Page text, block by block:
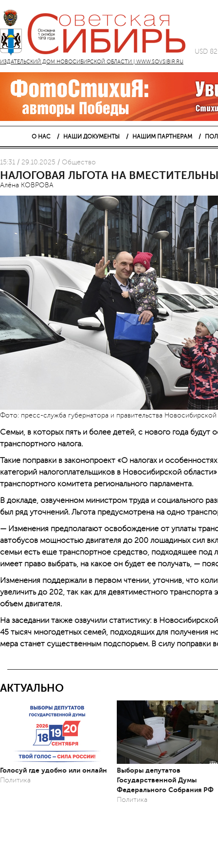
ИЗДАТЕЛЬСКИЙ ДОМ НОВОСИБИРСКОЙ ОБЛАСТИ | WWW.SOVSIBIR.RU
USD
О НАС НАШИ ДОКУМЕНТЫ НАШИМ ПАРТНЕРАМ
15:31 / 29.10.2025 / Общество
НАЛОГОВАЯ ЛЬГОТА НА
Алёна КОВРОВА
Фото: пресс-служба губернатора и правительства Новосибирской
Семьи, в которых пять и более детей, с нового года будут
транспортного налога.
Такие поправки в законопроект «О налогах и
категорий налогоплательщиков в Новосибирской
транспортного комитета регионального парламента.
В докладе, озвученном министром труда и социального
был ряд уточнений. Льгота предусмотрена на одно
— Изменения предполагают освобождение от уплаты
автобусов мощностью двигателя до 200 лошадиных сил
семьи есть еще транспортное средство, подходящее под
имеет право выбрать, на какое он будет ее получать, —
Изменения поддержали в первом чтении, уточнив, что
увеличить до 202, так как для девятиместного
объем двигателя.
На заседании также озвучили статистику: в
45 тысяч многодетных семей, подходящих для получения
мера станет существенным подспорьем. В силу поправки
АКТУАЛЬНО
Голосуй где удобно или онлайн
Политика
Выборы депутатов
Государственной Думы
Федерального Собрания РФ
Политика